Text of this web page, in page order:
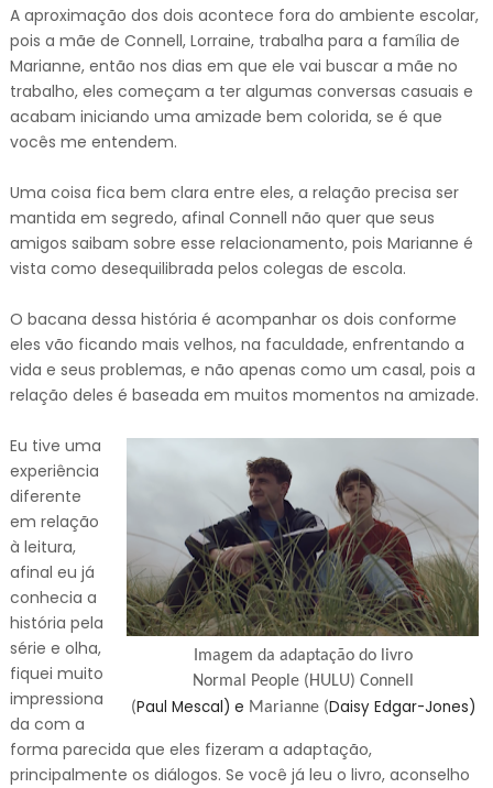
A aproximação dos dois acontece fora do ambiente escolar,
pois a mãe de Connell, Lorraine, trabalha para a família de
Marianne, então nos dias em que ele vai buscar a mãe no
trabalho, eles começam a ter algumas conversas casuais e
acabam iniciando uma amizade bem colorida, se é que
vocês me entendem.
Uma coisa fica bem clara entre eles, a relação precisa ser
mantida em segredo, afinal Connell não quer que seus
amigos saibam sobre esse relacionamento, pois Marianne é
vista como desequilibrada pelos colegas de escola.
O bacana dessa história é acompanhar os dois conforme
eles vão ficando mais velhos, na faculdade, enfrentando a
vida e seus problemas, e não apenas como um casal, pois a
relação deles é baseada em muitos momentos na amizade.
Imagem da adaptação do livro
Normal People (HULU) Connell
(Paul Mescal) e Marianne (Daisy Edgar-Jones)
Eu tive uma
experiência
diferente
em relação
à leitura,
afinal eu já
conhecia a
história pela
série e olha,
fiquei muito
impressiona
da com a
forma parecida que eles fizeram a adaptação,
principalmente os diálogos. Se você já leu o livro, aconselho